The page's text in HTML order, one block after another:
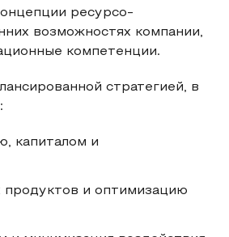
ресурсо-
возможностях компании,
компетенции.
стратегией, в
капиталом и
продуктов и оптимизацию